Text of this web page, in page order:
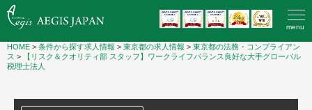
menu
HOME > 条件から探す求人情報 > 東京都の求人情報 > 東京都の法務・コンプライアン
ス >
【リスク＆クオリティ部 スタッフ】ワークライフバランス良好な大手グローバル
税理士法人